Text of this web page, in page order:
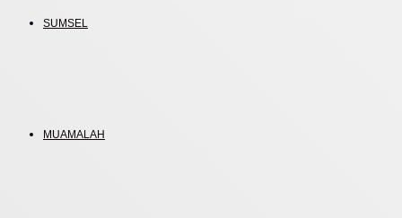
SUMSEL
MUAMALAH